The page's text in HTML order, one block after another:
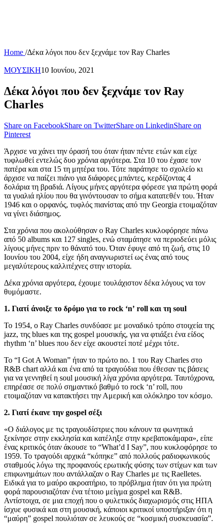
Home /Δέκα λόγοι που δεν ξεχνάμε τον Ray Charles
ΜΟΥΣΙΚΗ10 Ιουνίου, 2021
Δέκα λόγοι που δεν ξεχνάμε τον Ray
Charles
Share on FacebookShare on TwitterShare on LinkedinShare on
Pinterest
Άρχισε να χάνει την όρασή του όταν ήταν πέντε ετών και είχε
τυφλωθεί εντελώς δυο χρόνια αργότερα. Στα 10 του έχασε τον
πατέρα και στα 15 τη μητέρα του. Τότε παράτησε το σχολείο κι
άρχισε να παίζει πιάνο για διάφορες μπάντες, κερδίζοντας 4
δολάρια τη βραδιά. Λίγους μήνες αργότερα φόρεσε για πρώτη φορά
τα γυαλιά ηλίου που θα γινόντουσαν το σήμα κατατεθέν του. Ήταν
1946 και ο ορφανός, τυφλός πιανίστας από την Georgia ετοιμαζόταν
να γίνει διάσημος.
Στα χρόνια που ακολούθησαν ο Ray Charles κυκλοφόρησε πάνω
από 50 albums και 127 singles, ενώ σταμάτησε να περιοδεύει μόλις
λίγους μήνες πριν το θάνατό του. Όταν έφυγε από τη ζωή, στις 10
Ιουνίου του 2004, είχε ήδη αναγνωριστεί ως ένας από τους
μεγαλύτερους καλλιτέχνες στην ιστορία.
Δέκα χρόνια αργότερα, έχουμε τουλάχιστον δέκα λόγους να τον
θυμόμαστε.
1. Γιατί άνοιξε το δρόμο για το rock ‘n’ roll και τη soul
Το 1954, ο Ray Charles συνδύασε με μοναδικό τρόπο στοιχεία της
jazz, της blues και της gospel μουσικής, για να φτιάξει ένα είδος
rhythm ‘n’ blues που δεν είχε ακουστεί ποτέ μέχρι τότε.
To “I Got A Woman” ήταν το πρώτο no. 1 του Ray Charles στο
R&B chart αλλά και ένα από τα τραγούδια που έθεσαν τις βάσεις
για να γεννηθεί η soul μουσική λίγα χρόνια αργότερα. Ταυτόχρονα,
επηρέασε σε πολύ σημαντικό βαθμό το rock ‘n’ roll, που
ετοιμαζόταν να κατακτήσει την Αμερική και ολόκληρο τον κόσμο.
2. Γιατί έκανε την gospel σέξι
«Ο διάλογος με τις τραγουδίστριες που κάνουν τα φωνητικά
ξεκίνησε στην εκκλησία και κατέληξε στην κρεβατοκάμαρα», είπε
ένας κριτικός όταν άκουσε το “What’d I Say”, που κυκλοφόρησε το
1959. Το τραγούδι αρχικά “κόπηκε” από πολλούς ραδιοφωνικούς
σταθμούς λόγω της προφανούς ερωτικής φύσης των στίχων και των
επιφωνημάτων που αντάλλαζαν ο Ray Charles με τις Raelletes.
Ειδικά για το μαύρο ακροατήριο, το πρόβλημα ήταν ότι για πρώτη
φορά παρουσιαζόταν ένα τέτοιο μείγμα gospel και R&B.
Αντίστοιχα, σε μια εποχή που ο φυλετικός διαχωρισμός στις ΗΠΑ
ίσχυε φυσικά και στη μουσική, κάποιοι κριτικοί υποστήριξαν ότι η
“μαύρη” gospel πουλιόταν σε λευκούς σε “κοσμική συσκευασία”.